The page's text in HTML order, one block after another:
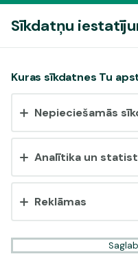
Vai
Šī vietne izmanto 3
nepieciešamās,
Sīkdatņu
Kuras sīkdatnes Tu
Nepieciešamās
Analītika un
Reklāmas